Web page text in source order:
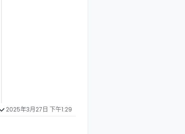
2025年3月27日 下午1:29